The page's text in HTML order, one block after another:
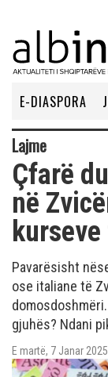
E-DIASPORA
Lajme
Çfarë
në
Pavarësisht
ose italiane të
gjuhës? Ndani
E martë, 7 Janar